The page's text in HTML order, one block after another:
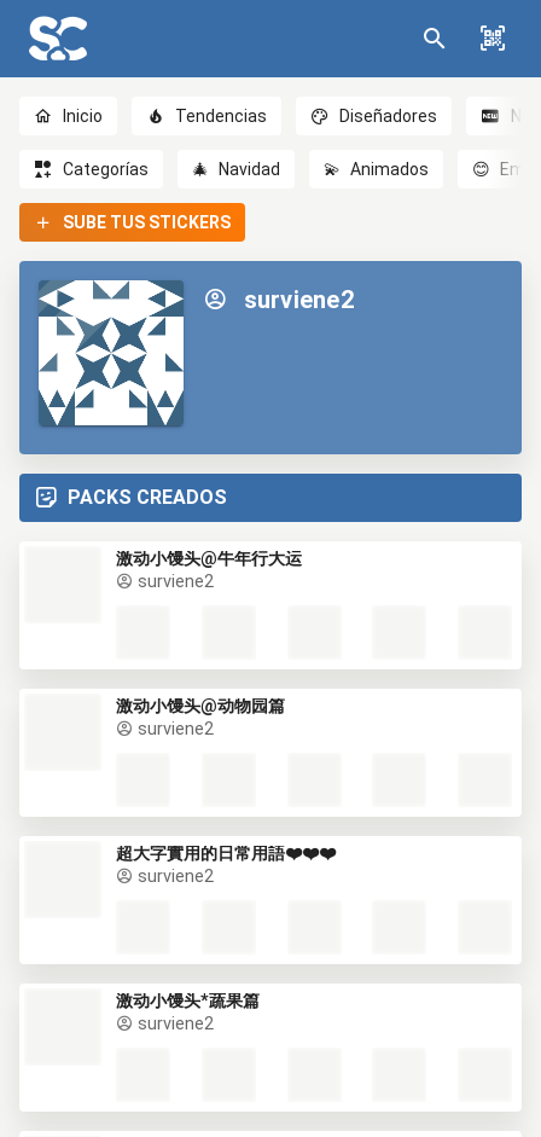
Inicio Tendencias Diseñadores
Categorías 🎄 Navidad 💫 Animados 😊
SUBE TUS STICKERS
surviene2
PACKS CREADOS
激动小馒头@牛年行大运
surviene2
激动小馒头@动物园篇
surviene2
超大字實用的日常用語❤️❤️❤️
surviene2
激动小馒头*蔬果篇
surviene2